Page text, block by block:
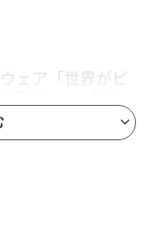
ェア「世界がピ